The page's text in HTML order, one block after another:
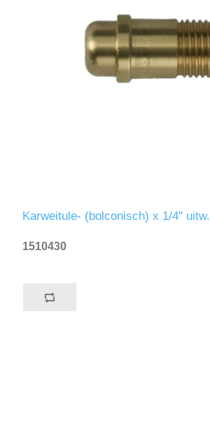
Karweitule- (bolconisch) x 1/4" uitw.
1510430